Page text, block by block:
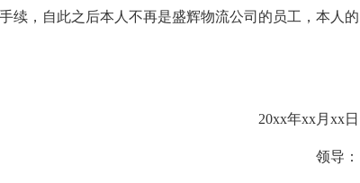
续，自此之后本人不再是盛辉物流公司的员工，本人的
20xx年xx月xx日
领导：